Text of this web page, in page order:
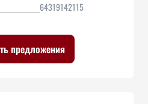
64319142115
предложения